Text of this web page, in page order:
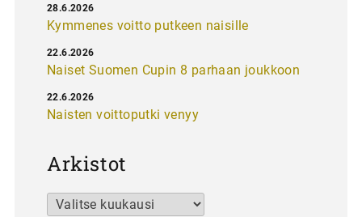
Kymmenes voitto putkeen naisille
28.6.2026
Naiset Suomen Cupin 8 parhaan joukkoon
22.6.2026
Naisten voittoputki venyy
22.6.2026
Arkistot
Arkistot